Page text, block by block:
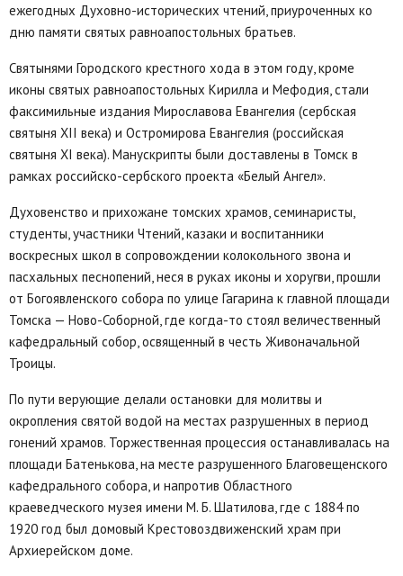
ежегодных Духовно-исторических чтений, приуроченных ко
дню памяти святых равноапостольных братьев.
Святынями Городского крестного хода в этом году, кроме
иконы святых равноапостольных Кирилла и Мефодия, стали
факсимильные издания Мирославова Евангелия (сербская
святыня XII века) и Остромирова Евангелия (российская
святыня XI века). Манускрипты были доставлены в Томск в
рамках российско-сербского проекта «Белый Ангел».
Духовенство и прихожане томских храмов, семинаристы,
студенты, участники Чтений, казаки и воспитанники
воскресных школ в сопровождении колокольного звона и
пасхальных песнопений, неся в руках иконы и хоругви, прошли
от Богоявленского собора по улице Гагарина к главной площади
Томска — Ново-Соборной, где когда-то стоял величественный
кафедральный собор, освященный в честь Живоначальной
Троицы.
По пути верующие делали остановки для молитвы и
окропления святой водой на местах разрушенных в период
гонений храмов. Торжественная процессия останавливалась на
площади Батенькова, на месте разрушенного Благовещенского
кафедрального собора, и напротив Областного
краеведческого музея имени М. Б. Шатилова, где с 1884 по
1920 год был домовый Крестовоздвиженский храм при
Архиерейском доме.